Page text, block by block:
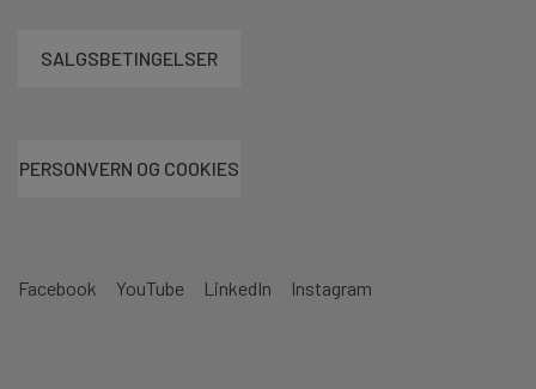
Facebook YouTube LinkedIn Instagram
SALGSBETINGELSER
PERSONVERN OG COOKIES